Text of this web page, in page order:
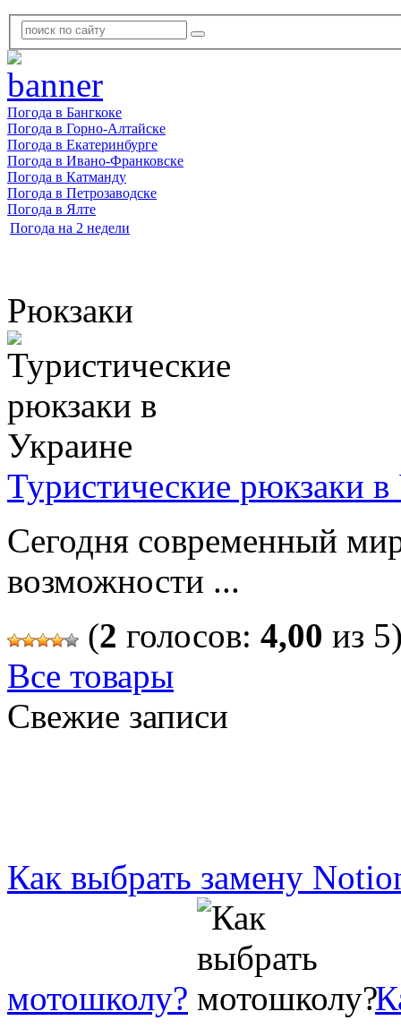
Погода в Бангкоке
Погода в Горно-Алтайске
Погода в Екатеринбурге
Погода в Ивано-Франковске
Погода в Катманду
Погода в Петрозаводске
Погода в Ялте
Погода на 2 недели
Рюкзаки
Туристические рюкзаки
Сегодня современный
возможности ...
(2 голосов: 4,00 из
Все товары
Свежие записи
Как выбрать замену
мотошколу?